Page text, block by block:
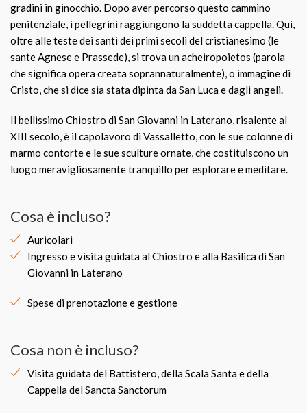
gradini in ginocchio. Dopo aver percorso questo cammino
penitenziale, i pellegrini raggiungono la suddetta cappella. Qui,
oltre alle teste dei santi dei primi secoli del cristianesimo (le
sante Agnese e Prassede), si trova un acheiropoietos (parola
che significa opera creata soprannaturalmente), o immagine di
Cristo, che si dice sia stata dipinta da San Luca e dagli angeli.
Il bellissimo Chiostro di San Giovanni in Laterano, risalente al
XIII secolo, è il capolavoro di Vassalletto, con le sue colonne di
marmo contorte e le sue sculture ornate, che costituiscono un
luogo meravigliosamente tranquillo per esplorare e meditare.
Cosa è incluso?
Auricolari
Ingresso e visita guidata al Chiostro e alla Basilica di San
Giovanni in Laterano
Spese di prenotazione e gestione
Cosa non è incluso?
Visita guidata del Battistero, della Scala Santa e della
Cappella del Sancta Sanctorum